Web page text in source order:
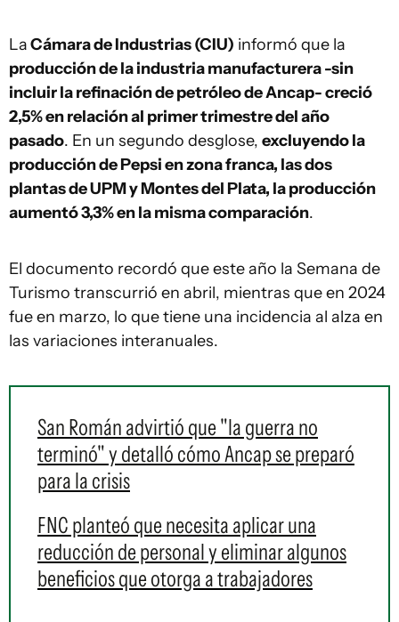
LaCámara de Industrias (CIU) informó que la
producción de la industria manufacturera -sin
incluir la refinación de petróleo de Ancap- creció
2,5% en relación al primer trimestre del año
pasado. En un segundo desglose, excluyendo la
producción de Pepsi en zona franca, las dos
plantas de UPM y Montes del Plata, la producción
aumentó 3,3% en la misma comparación.
El documento recordó que este año la Semana de
Turismo transcurrió en abril, mientras que en 2024
fue en marzo, lo que tiene una incidencia al alza en
las variaciones interanuales.
San Román advirtió que "la guerra no
terminó" y detalló cómo Ancap se preparó
para la crisis
FNC planteó que necesita aplicar una
reducción de personal y eliminar algunos
beneficios que otorga a trabajadores